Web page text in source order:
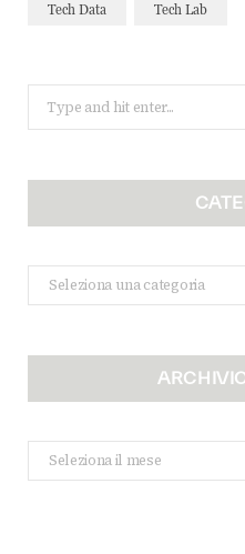
Tech Data Tech Lab
for:
Categorie
Archivio
Articoli